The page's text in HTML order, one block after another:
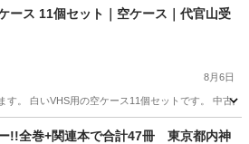
ース 11個セット｜空ケース｜代官山受
8月6日
す。 白いVHS用の空ケース11個セットです。 中古
その他 VHS
!!全巻+関連本で合計47冊 東京都内神